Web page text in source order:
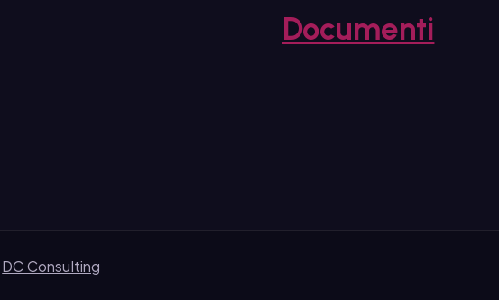
Documenti
DC Consulting